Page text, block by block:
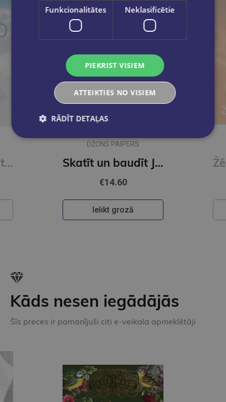
Piedzīvo Jēzu patiesi
DŽONS PAIPERS
Skatīt un baudīt Jēzu Kristu
€14.60
Ielikt grozā
Kāds nesen iegādājās
Šīs preces ir pamanījuši citi e-veikala apmeklētāji
Funkcionalitātes Neklasificētie
PIEKRIST VISIEM
ATTEIKTIES NO VISIEM
RĀDĪT DETAĻAS